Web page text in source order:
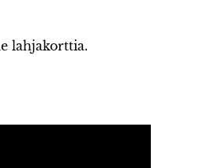
lahjakorttia.